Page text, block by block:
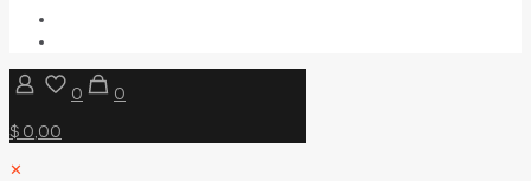
0
0
$ 0,00
✕